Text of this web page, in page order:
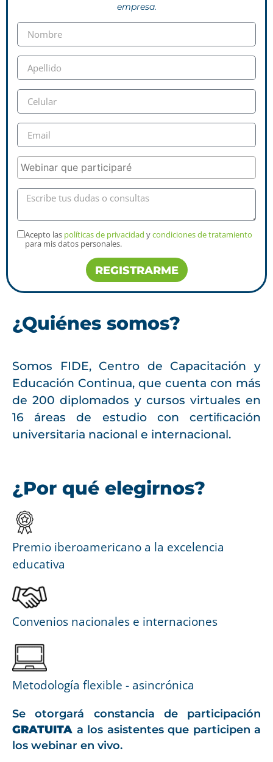
empresa.
Acepto las políticas de privacidad ycondiciones de tratamiento
para mis datos personales.
REGISTRARME
¿Quiénes somos?
Somos FIDE, Centro de Capacitación y
Educación Continua, que cuenta con más
de 200 diplomados y cursos virtuales en
16 áreas de estudio con certiﬁcación
universitaria nacional e internacional.
¿Por qué elegirnos?
Premio iberoamericano a la excelencia
educativa
Convenios nacionales e internaciones
Metodología flexible - asincrónica
Se otorgará constancia de participación
GRATUITA a los asistentes que participen a
los webinar en vivo.